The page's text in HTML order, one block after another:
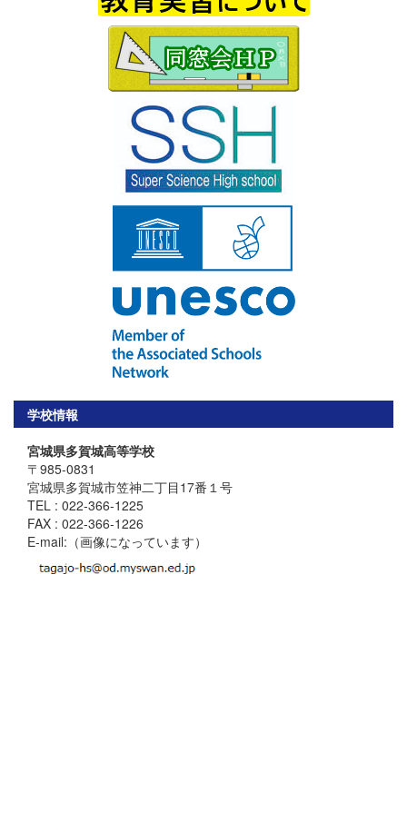
学校情報
宮城県多賀城高等学校
〒985-0831
宮城県多賀城市笠神二丁目17番１号
TEL : 022-366-1225
FAX : 022-366-1226
E-mail:（画像になっています）